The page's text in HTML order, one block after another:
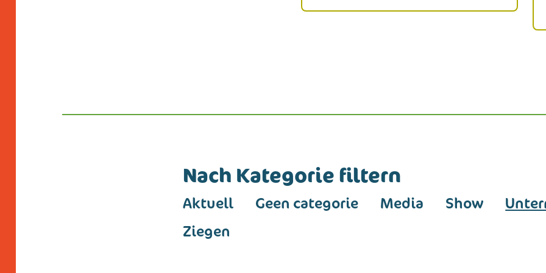
Nach Kategorie filtern
Aktuell Geen categorie Media Show
Ziegen